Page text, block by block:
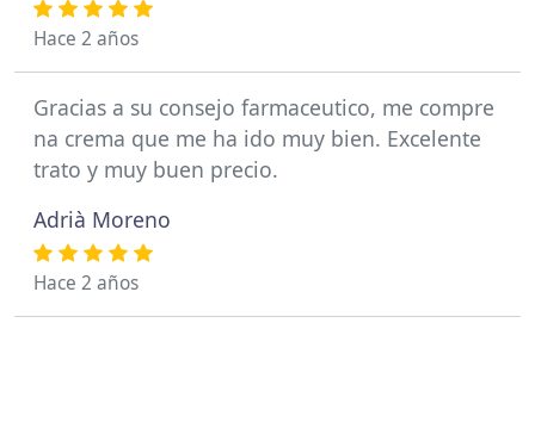
Hace 2 años
Gracias a su consejo farmaceutico, me compre
na crema que me ha ido muy bien. Excelente
trato y muy buen precio.
Adrià Moreno
Hace 2 años